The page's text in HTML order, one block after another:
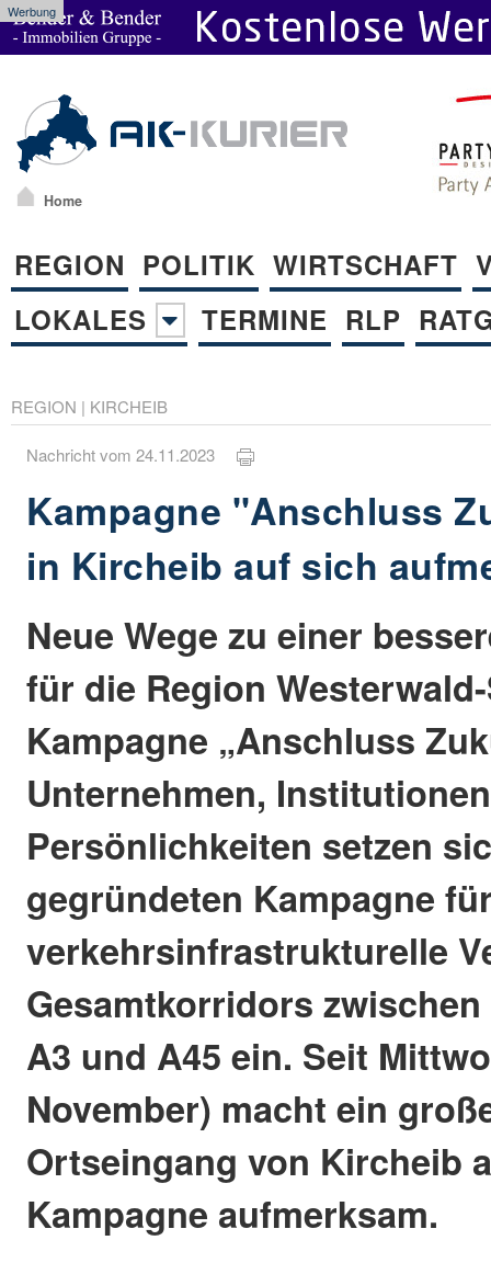
Werbung
Home
REGION POLITIK WIRTSCHAFT
LOKALES
TERMINE RLP
REGION | KIRCHEIB
Nachricht vom 24.11.2023
Kampagne "Anschluss
in Kircheib auf sich
Neue Wege zu einer
für die Region
Kampagne „Anschluss
Unternehmen,
Persönlichkeiten setzen
gegründeten Kampagne
verkehrsinfrastrukturelle
Gesamtkorridors
A3 und A45 ein. Seit
November) macht ein
Ortseingang von Kircheib
Kampagne aufmerksam.